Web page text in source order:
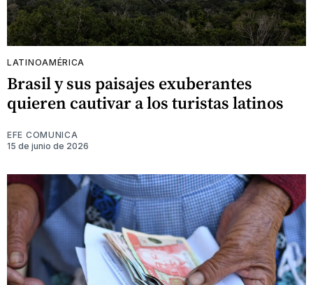
LATINOAMÉRICA
Brasil y sus paisajes exuberantes
quieren cautivar a los turistas latinos
EFE COMUNICA
15 de junio de 2026